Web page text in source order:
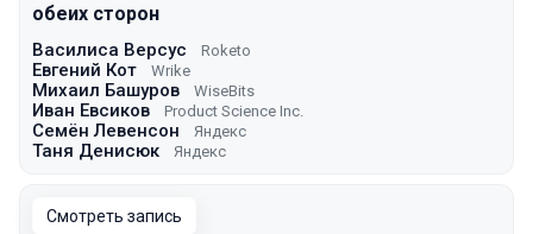
обеих сторон
Василиса Версус Roketo
Евгений Кот Wrike
Михаил Башуров WiseBits
Иван Евсиков Product Science Inc.
Семён Левенсон Яндекс
Таня Денисюк Яндекс
Смотреть запись